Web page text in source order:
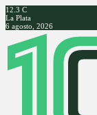
12.3 C
La Plata
6 agosto, 2026
Facebook
Twitter
Instagram
Youtube